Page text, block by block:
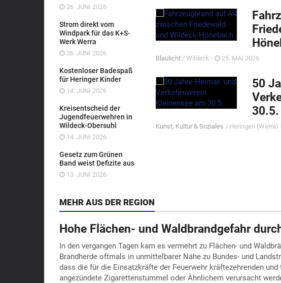
26. JUNI 2026
Strom direkt vom
Windpark für das K+S-
Werk Werra
26. JUNI 2026
Kostenloser Badespaß
für Heringer Kinder
14. JUNI 2026
Kreisentscheid der
Jugendfeuerwehren in
Wildeck-Obersuhl
14. JUNI 2026
Gesetz zum Grünen
Band weist Defizite aus
13. JUNI 2026
Blaulicht / Wildeck - 25. MAI 2026
50
30.5.
Kunst, Kultur & Soziales / Heringen (Werra) -
MEHR AUS DER REGION
Hohe Flächen- und Waldbrandgefahr
In den vergangen Tagen kam es vermehrt zu Flächen- und
Brandherde oftmals in unmittelbarer Nähe zu Bundes- und
dass die für die Einsatzkräfte der Feuerwehr kräftezehrenden
angezündete Zigarettenstummel oder Ähnlichem verursacht